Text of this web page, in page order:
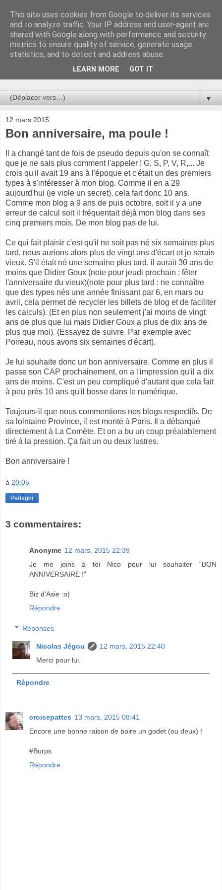
Au bistro !
La connerie étant le seul chemin susceptible de nous faire
entrevoir une parcelle de vérité, utilisons la par des moyens
de communication efficaces. Le temps qu'on remplisse nos
▼
12 mars 2015
Bon anniversaire, ma poule !
Il a changé tant de fois de pseudo depuis qu'on se connaît
que je ne sais plus comment l'appeler ! G, S, P, V, R,... Je
crois qu'il avait 19 ans à l'époque et c'était un des premiers
types à s'intéresser à mon blog. Comme il en a 29
aujourd'hui (je viole un secret), cela fait donc 10 ans.
Comme mon blog a 9 ans de puis octobre, soit il y a une
erreur de calcul soit il fréquentait déjà mon blog dans ses
cinq premiers mois. De mon blog pas de lui.
Ce qui fait plaisir c'est qu'il ne soit pas né six semaines plus
tard, nous aurions alors plus de vingt ans d'écart et je serais
vieux. S'il était né une semaine plus tard, il aurait 30 ans de
moins que Didier Goux (note pour jeudi prochain : fêter
l'anniversaire du vieux)(note pour plus tard : ne connaître
que des types nés une année finissant par 6, en mars ou
avril, cela permet de recycler les billets de blog et de faciliter
les calculs). (Et en plus non seulement j'ai moins de vingt
ans de plus que lui mais Didier Goux a plus de dix ans de
plus que moi). (Essayez de suivre. Par exemple avec
Poireau, nous avons six semaines d'écart).
Je lui souhaite donc un bon anniversaire. Comme en plus il
passe son CAP prochainement, on a l'impression qu'il a dix
ans de moins. C'est un peu compliqué d'autant que cela fait
à peu près 10 ans qu'il bosse dans le numérique.
Toujours-il que nous commentions nos blogs respectifs. De
sa lointaine Province, il est monté à Paris. Il a débarqué
directement à La Comète. Et on a bu un coup préalablement
tiré à la pression. Ça fait un ou deux lustres.
Bon anniversaire !
à 20:05
Partager
3 commentaires:
Anonyme 12 mars, 2015 22:39
Je me joins à toi Nico pour lui souhaiter "BON
ANNIVERSAIRE !"
Biz d'Asie :o)
Répondre
Réponses
Nicolas Jégou
12 mars, 2015 22:40
Merci pour lui.
Répondre
croisepattes 13 mars, 2015 08:41
Encore une bonne raison de boire un godet (ou deux) !
#Burps
Répondre
This site uses cookies from Google to deliver its services
and to analyze traffic. Your IP address and user-agent are
shared with Google along with performance and security
metrics to ensure quality of service, generate usage
statistics, and to detect and address abuse.
LEARN MORE GOT IT